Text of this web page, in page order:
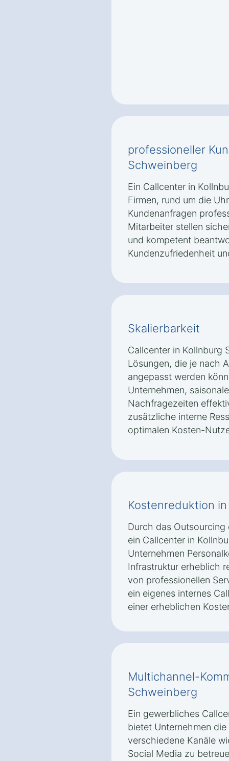
professioneller
Schweinberg
Ein Callcenter in
Firmen, rund um die
Kundenanfragen
Mitarbeiter stellen
und kompetent
Kundenzufriedenheit
Skalierbarkeit
Callcenter in Kollnburg
Lösungen, die je nach
angepasst werden
Unternehmen,
Nachfragezeiten
zusätzliche interne
optimalen Kosten-
Kostenreduktion
Durch das Outsourcing
ein Callcenter in
Unternehmen
Infrastruktur erheblich
von professionellen
ein eigenes internes
einer erheblichen
Multichannel-
Schweinberg
Ein gewerbliches
bietet Unternehmen
verschiedene Kanäle
Social Media zu